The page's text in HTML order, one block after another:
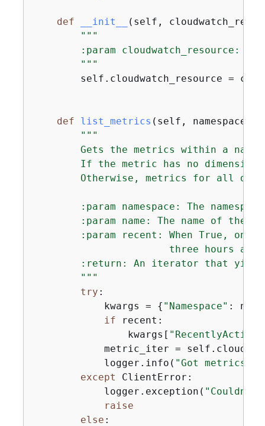
def __init__ ( self,
"""
:param cloudwatch_resource: A
        """
self.cloudwatch_resource =
def list_metrics ( self, namespace,
"""
Gets the metrics within a
If the metric has no
Otherwise, metrics for all
:param namespace: The
:param name: The name of the
:param recent: When True,
three hours are
:return: An iterator that
        """
try :
            kwargs =
{ "Namespace" :
if recent:
                kwargs[
"RecentlyActive"
metric_iter =
            logger.info(
"Got metrics
except ClientError:
            logger.exception(
"Couldn't
raise
else :